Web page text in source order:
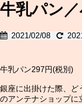
牛乳パン
2021/02/08
牛乳パン297円(税別)
銀座に出掛けた際、ど
のアンテナショップに